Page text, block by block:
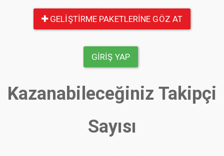
GELIŞTIRME PAKETLERINE GÖZ AT
GIRIŞ YAP
Kazanabileceğiniz Takipçi
Sayısı